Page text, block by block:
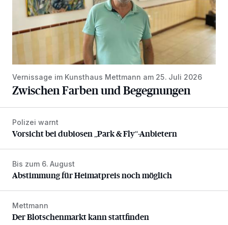
Vernissage im Kunsthaus Mettmann am 25. Juli 2026
Zwischen Farben und Begegnungen
Vorsicht bei dubiosen „Park & Fly“-Anbietern
Polizei warnt
Vorsicht bei dubiosen „Park & Fly“-Anbietern
Abstimmung für Heimatpreis noch möglich
Bis zum 6. August
Abstimmung für Heimatpreis noch möglich
Der Blotschenmarkt kann stattfinden
Mettmann
Der Blotschenmarkt kann stattfinden